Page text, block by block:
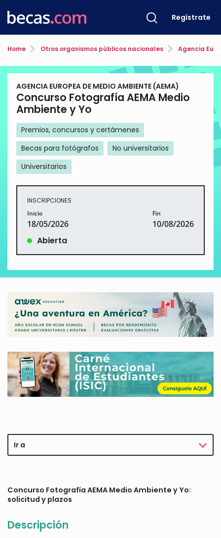
Regístrate
Home Otros organismos públicos nacionales Agencia
AGENCIA EUROPEA DE MEDIO AMBIENTE (AEMA)
Concurso Fotografía AEMA Medio
Ambiente y Yo
Premios, concursos y certámenes
Becas para fotógrafos
No universitarios
Universitarios
INSCRIPCIONES
Inicio
18/05/2026
Fin
10/08/2026
Abierta
Ir a
Concurso Fotografía AEMA Medio Ambiente y Yo:
solicitud y plazos
Descripción